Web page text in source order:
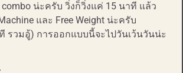
combo น่ะครับ วิ่งก็วิ่งแค่ 15 นาที แล้ว
และ Free Weight น่ะครับ
รวมอู้) การออกแบบนี้จะไปวันเว้นวันน่ะ